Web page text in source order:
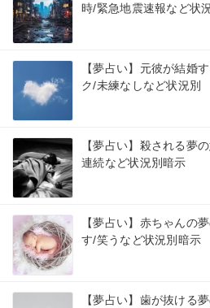
時/緊急地震速報など状
【夢占い】元彼が結婚
ク/未練なしなど状況別
【夢占い】殺される夢
連続など状況別暗示
【夢占い】赤ちゃんの
す/笑うなど状況別暗示
【夢占い】歯が抜ける